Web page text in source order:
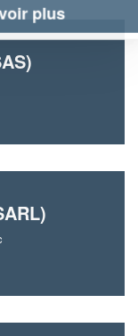
plus